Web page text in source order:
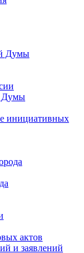
Думы
Думы
инициативных
актов
и заявлений